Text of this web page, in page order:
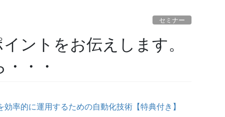
セミナー
ントをお伝えします。
・・
率的に運用するための自動化技術【特典付き】